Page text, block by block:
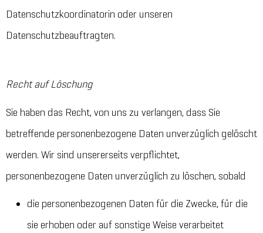
Datenschutzkoordinatorin oder unseren
Datenschutzbeauftragten.
Recht auf Löschung
Sie haben das Recht, von uns zu verlangen, dass Sie
betreffende personenbezogene Daten unverzüglich gelöscht
werden. Wir sind unsererseits verpflichtet,
personenbezogene Daten unverzüglich zu löschen, sobald
die personenbezogenen Daten für die Zwecke, für die
sie erhoben oder auf sonstige Weise verarbeitet